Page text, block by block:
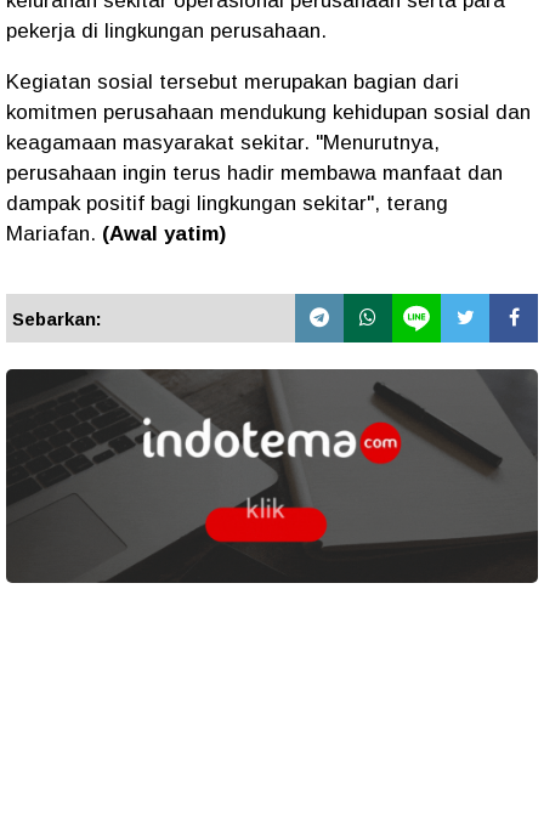
pekerja di lingkungan perusahaan.
Kegiatan sosial tersebut merupakan bagian dari
komitmen perusahaan mendukung kehidupan sosial dan
keagamaan masyarakat sekitar. "Menurutnya,
perusahaan ingin terus hadir membawa manfaat dan
dampak positif bagi lingkungan sekitar", terang
Mariafan. (Awal yatim)
Sebarkan: